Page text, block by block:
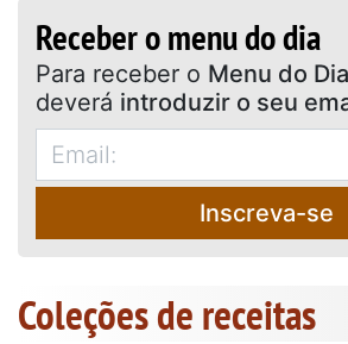
Receber o menu do dia
Para receber o Menu do Dia
deverá introduzir o seu
Inscreva-se
Coleções de receitas